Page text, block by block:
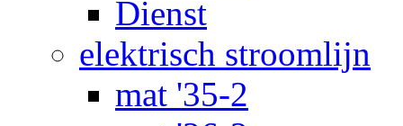
Dienst
elektrisch stroomlijn
mat '35-2